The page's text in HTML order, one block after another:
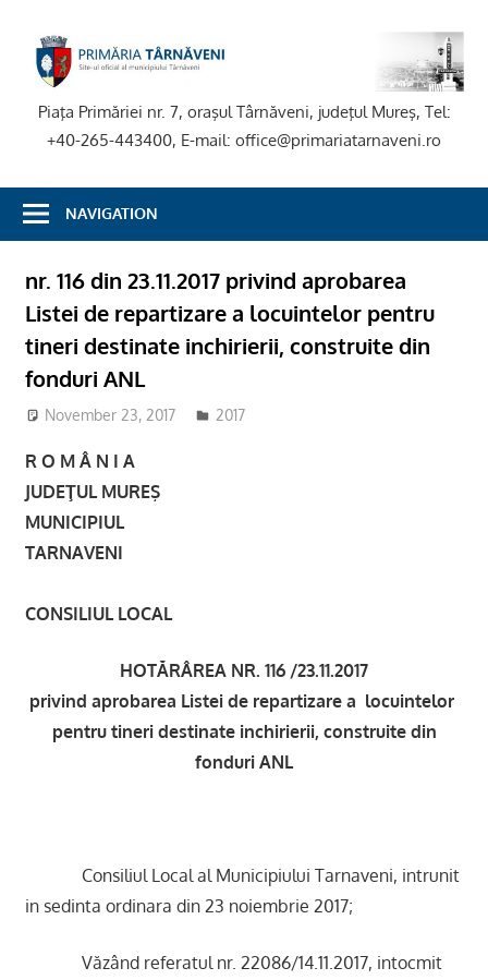
content
Piaţa Primăriei nr. 7, oraşul Târnăveni, judeţul Mureş, Tel:
+40-265-443400, E-mail: office@primariatarnaveni.ro
NAVIGATION
nr. 116 din 23.11.2017 privind aprobarea
Listei de repartizare a locuintelor pentru
tineri destinate inchirierii, construite din
fonduri ANL
November 23, 2017 admsite
2017
R O M Â N I A
JUDEŢUL MUREŞ
MUNICIPIUL
TARNAVENI
CONSILIUL LOCAL
HOTĂRÂREA NR. 116 /23.11.2017
privind aprobarea Listei de repartizare a locuintelor
pentru tineri destinate inchirierii, construite din
fonduri ANL
Consiliul Local al Municipiului Tarnaveni, intrunit
in sedinta ordinara din 23 noiembrie 2017;
Văzând referatul nr. 22086/14.11.2017, intocmit